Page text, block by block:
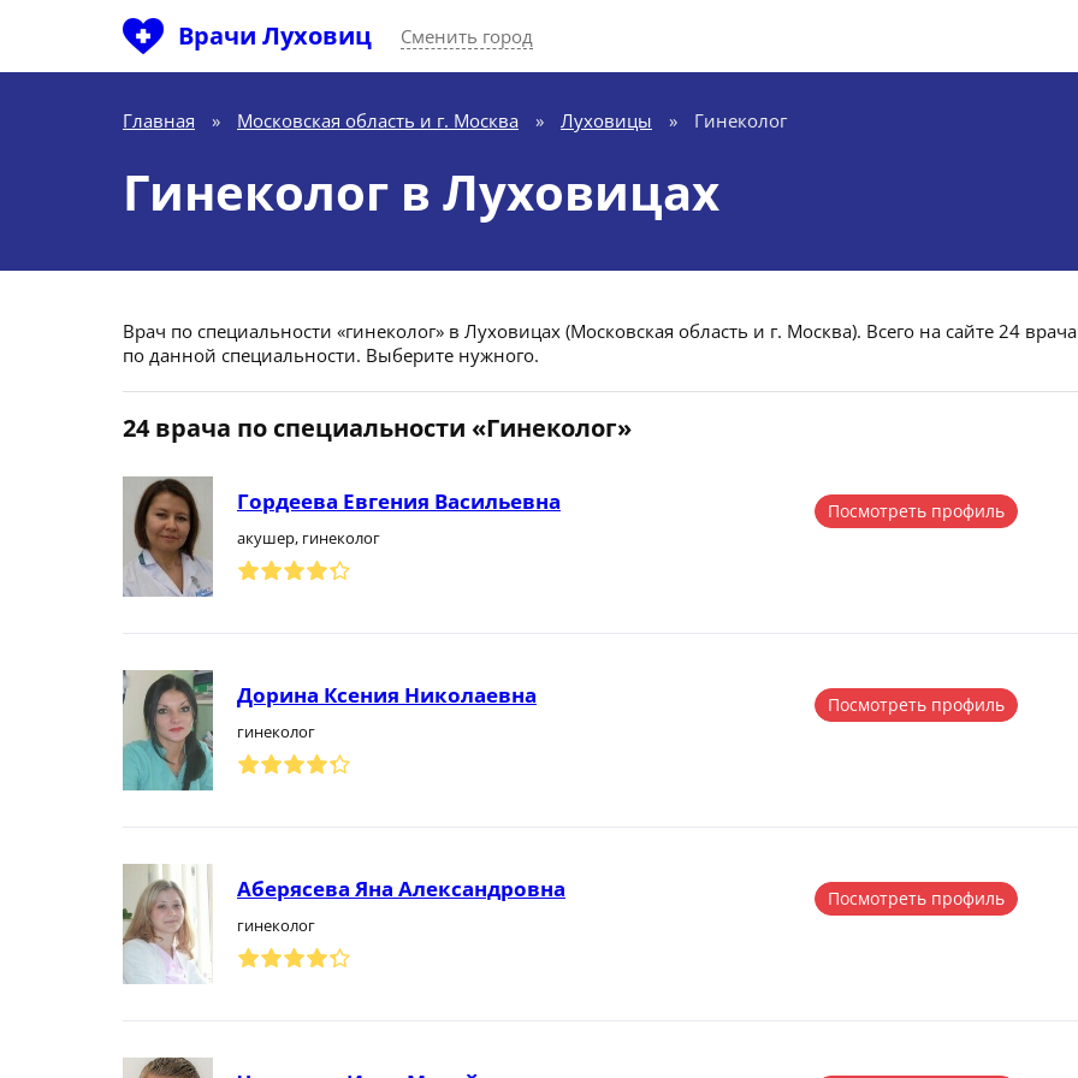
Врачи Луховиц Сменить город
Главная » Московская область и г. Москва » Луховицы » Гинеколог
Гинеколог в Луховицах
Врач по специальности «гинеколог» в Луховицах (Московская область и г. Москва). Всего на сайте 24 врача
по данной специальности. Выберите нужного.
24 врача по специальности «Гинеколог»
Гордеева Евгения Васильевна
акушер, гинеколог
Посмотреть профиль
Дорина Ксения Николаевна
гинеколог
Посмотреть профиль
Аберясева Яна Александровна
гинеколог
Посмотреть профиль